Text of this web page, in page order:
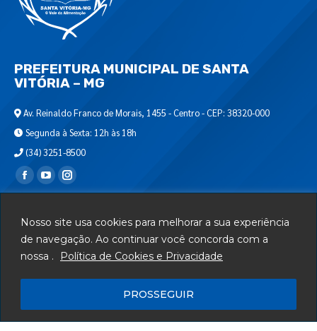
Nosso site usa cookies para melhorar a sua experiência
de navegação. Ao continuar você concorda com a
nossa .
Política de Cookies e Privacidade
PROSSEGUIR
PREFEITURA MUNICIPAL DE SANTA
VITÓRIA – MG
Av. Reinaldo Franco de Morais, 1455 - Centro - CEP: 38320-000
Segunda à Sexta: 12h às 18h
(34) 3251-8500
Encontre-nos em:
Departamento de T.I.
Serviços
Mapa do Site